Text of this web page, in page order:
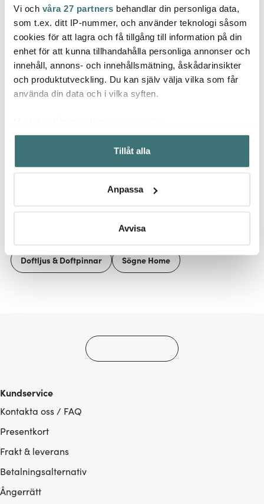
Vi och våra 27 partners behandlar din personliga data,
som t.ex. ditt IP-nummer, och använder teknologi såsom
cookies för att lagra och få tillgång till information på din
enhet för att kunna tillhandahålla personliga annonser och
innehåll, annons- och innehållsmätning, åskådarinsikter
och produktutveckling. Du kan själv välja vilka som får
använda din data och i vilka syften.
Samla in information om din geografiska plats som
kan ha en noggrannhet på upp till flera meter
Identifiera din enhet genom att aktivt skanna den för
Ta reda på mer om hur dina personliga uppgifter
Du kan ändra eller dra tillbaka ditt samtycke när som
Vi använder cookies för att innehållet och annonserna
Tillåt alla
Anpassa
Avvisa
Sögne Home
Nellie redskapshållare
16 cm akaciaträ
399 kr
I lager
Sögne Home
Fred träslev med hål 30
cm akacia natural
199 kr
I lager
199
Låt dig inspireras av våra kunder
Doftljus & Doftpinnar Sögne Home
Kundservice
Kontakta oss / FAQ
Presentkort
Frakt & leverans
Betalningsalternativ
Ångerrätt